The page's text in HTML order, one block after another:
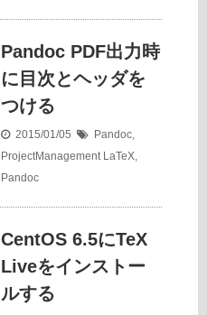
Pandoc PDF出力時
に目次とヘッダを
つける
2015/01/05 Pandoc,
ProjectManagement LaTeX,
Pandoc
CentOS 6.5にTeX
Liveをインストー
ルする